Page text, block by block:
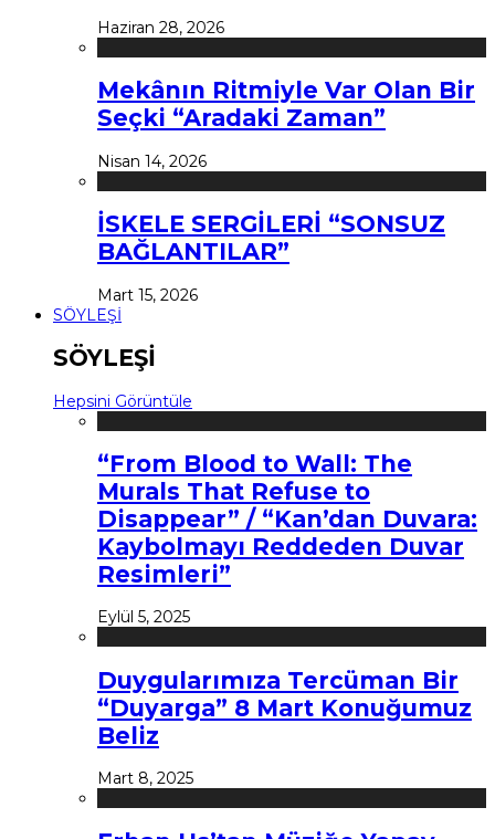
Haziran 28, 2026
Mekânın Ritmiyle Var Olan Bir
Seçki “Aradaki Zaman”
Nisan 14, 2026
İSKELE SERGİLERİ “SONSUZ
BAĞLANTILAR”
Mart 15, 2026
SÖYLEŞİ
SÖYLEŞİ
Hepsini Görüntüle
“From Blood to Wall: The
Murals That Refuse to
Disappear” / “Kan’dan Duvara:
Kaybolmayı Reddeden Duvar
Resimleri”
Eylül 5, 2025
Duygularımıza Tercüman Bir
“Duyarga” 8 Mart Konuğumuz
Beliz
Mart 8, 2025